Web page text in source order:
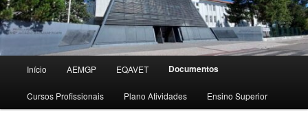
principal
Início AEMGP EQAVET Documentos
Cursos Profissionais Plano Atividades Ensino Superior